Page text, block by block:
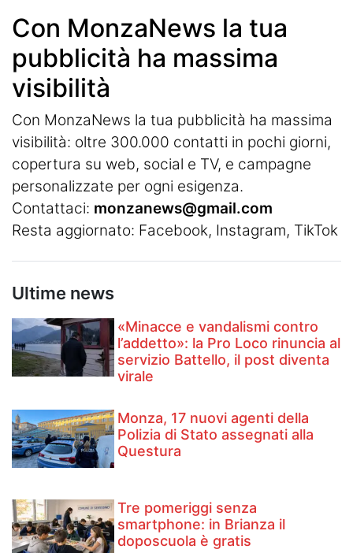
Con MonzaNews la tua
pubblicità ha massima
visibilità
Con MonzaNews la tua pubblicità ha massima
visibilità: oltre 300.000 contatti in pochi giorni,
copertura su web, social e TV, e campagne
personalizzate per ogni esigenza.
Contattaci: monzanews@gmail.com
Resta aggiornato: Facebook, Instagram, TikTok
Ultime news
«Minacce e vandalismi contro
l’addetto»: la Pro Loco rinuncia al
servizio Battello, il post diventa
virale
Monza, 17 nuovi agenti della
Polizia di Stato assegnati alla
Questura
Tre pomeriggi senza
smartphone: in Brianza il
doposcuola è gratis